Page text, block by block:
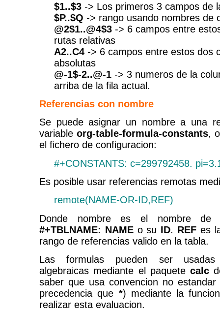
$1..$3 -> Los primeros 3 campos de
$P..$Q -> rango usando nombres de
@2$1..@4$3 -> 6 campos entre
rutas relativas
A2..C4 -> 6 campos entre estos dos
absolutas
@-1$-2..@-1 -> 3 numeros de la
arriba de la fila actual.
Referencias con nombre
Se puede asignar un nombre a una
variable org-table-formula-constants,
el fichero de configuracion:
#+CONSTANTS: c=299792458.
Es posible usar referencias remotas
remote(NAME-OR-ID,REF)
Donde nombre es el nombre
#+TBLNAME: NAMEo su ID. REF es
rango de referencias valido en la tabla.
Las formulas pueden ser usadas
algebraicas mediante el paquetecalc
saber que usa convencion no
precedencia que *) mediante la
realizar esta evaluacion.